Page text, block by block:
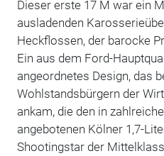
Dieser erste 17 M war ein
ausladenden
Heckflossen, der barocke
Ein aus dem Ford-
angeordnetes Design, das
Wohlstandsbürgern der
ankam, die den in
angebotenen Kölner 1,7-
Shootingstar der